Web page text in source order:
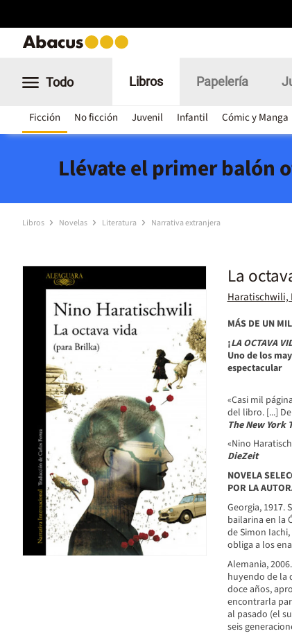
Todo Libros
Ficción No ficción Juvenil Infantil Cómic y Manga
Papelería
Llévate el primer balón
Libros Novelas Literatura Narrativa extranjera
La
Haratischwili,
MÁS DE UN
¡LA OCTAVA
Uno de los
espectacular
«Casi mil
del libro. [...]
The New York
«Nino
DieZeit
NOVELA
POR LA
Georgia, 1917.
bailarina en la
de Simon
obliga a los
Alemania,
huyendo de la
doce años,
encontrarla
al pasado (el
seis